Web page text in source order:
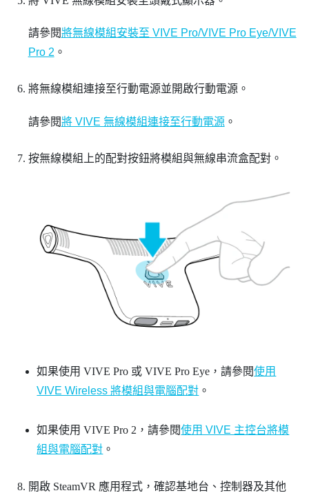
請參閱將無線模組安裝至 VIVE Pro/VIVE Pro Eye/VIVE
Pro 2 。
將無線模組連接至行動電源並開啟行動電源。
請參閱將 VIVE 無線模組連接至行動電源 。
按無線模組上的配對按鈕將模組與無線串流盒配對。
如果使用VIVE Pro 或VIVE Pro Eye ，請參閱使用
VIVE Wireless 將模組與電腦配對 。
如果使用VIVE Pro 2 ，請參閱使用 VIVE 主控台將模
組與電腦配對 。
開啟 SteamVR 應用程式，確認基地台、控制器及其他